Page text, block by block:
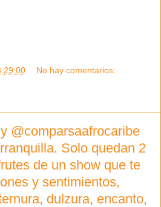
No hay comentarios:
@comparsaafrocaribe
Solo quedan 2
de un show que te
y sentimientos,
dulzura, encanto,